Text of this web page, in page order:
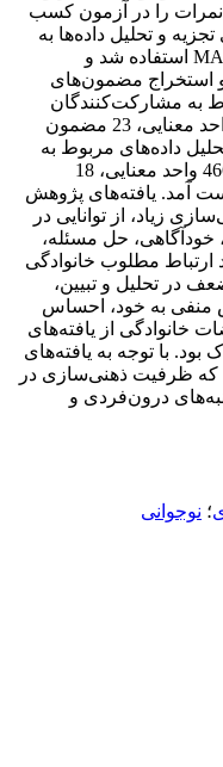
را در آزمون کسب
و تحلیل داده‌ها به
روش کلایزی از نرم‌افزار MAXQDA-2020 استفاده شد و
استخراج مضمون‌های
به مشارکت‌کنندگان
دارای ظرفیت ذهنی‌سازی زیاد، 1713 واحد معنایی، 23 مضمون
تحلیل داده‌های مربوط به
مشارکت‌کنندگان با ذهنی‌سازی اندک، 466 واحد معنایی، 18
به دست آمد. یافته‌های پژوهش
زیاد، از توانایی در
خودآگاهی، حل مسئله،
ارتباط مطلوب خانوادگی
در تحلیل و تبیین،
منفی به خود، احساس
خانوادگی از یافته‌های
بود. با توجه‌ به یافته‌های
که ظرفیت ذهنی‌سازی در
درون‌فردی و
؛ نوجوانی